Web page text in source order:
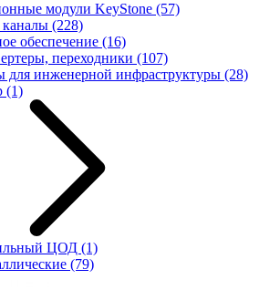
модули KeyStone (57)
(228)
обеспечение (16)
переходники (107)
для инженерной инфраструктуры (28)
(1)
ЦОД (1)
(79)